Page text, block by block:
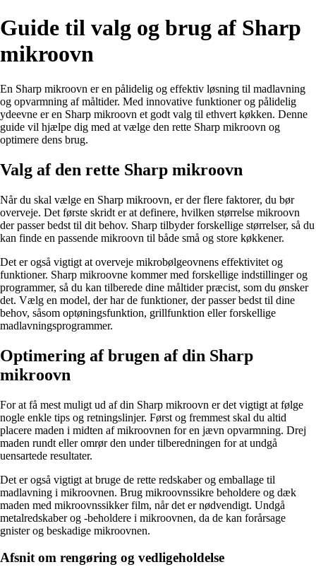
Guide til valg og brug af Sharp
mikroovn
En Sharp mikroovn er en pålidelig og effektiv løsning til madlavning
og opvarmning af måltider. Med innovative funktioner og pålidelig
ydeevne er en Sharp mikroovn et godt valg til ethvert køkken. Denne
guide vil hjælpe dig med at vælge den rette Sharp mikroovn og
optimere dens brug.
Valg af den rette Sharp mikroovn
Når du skal vælge en Sharp mikroovn, er der flere faktorer, du bør
overveje. Det første skridt er at definere, hvilken størrelse mikroovn
der passer bedst til dit behov. Sharp tilbyder forskellige størrelser, så du
kan finde en passende mikroovn til både små og store køkkener.
Det er også vigtigt at overveje mikrobølgeovnens effektivitet og
funktioner. Sharp mikroovne kommer med forskellige indstillinger og
programmer, så du kan tilberede dine måltider præcist, som du ønsker
det. Vælg en model, der har de funktioner, der passer bedst til dine
behov, såsom optøningsfunktion, grillfunktion eller forskellige
madlavningsprogrammer.
Optimering af brugen af din Sharp
mikroovn
For at få mest muligt ud af din Sharp mikroovn er det vigtigt at følge
nogle enkle tips og retningslinjer. Først og fremmest skal du altid
placere maden i midten af mikroovnen for en jævn opvarmning. Drej
maden rundt eller omrør den under tilberedningen for at undgå
uensartede resultater.
Det er også vigtigt at bruge de rette redskaber og emballage til
madlavning i mikroovnen. Brug mikroovnssikre beholdere og dæk
maden med mikroovnssikker film, når det er nødvendigt. Undgå
metalredskaber og -beholdere i mikroovnen, da de kan forårsage
gnister og beskadige mikroovnen.
Afsnit om rengøring og vedligeholdelse